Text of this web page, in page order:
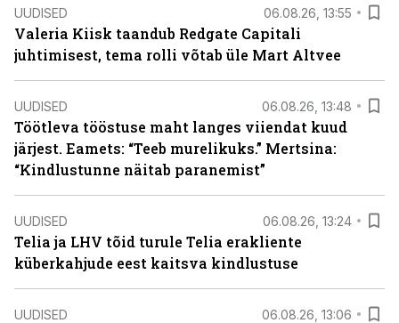
UUDISED 06.08.26, 13:55
Valeria Kiisk taandub Redgate Capitali
juhtimisest, tema rolli võtab üle Mart Altvee
UUDISED 06.08.26, 13:48
Töötleva tööstuse maht langes viiendat kuud
järjest. Eamets: “Teeb murelikuks.” Mertsina:
“Kindlustunne näitab paranemist”
UUDISED 06.08.26, 13:24
Telia ja LHV tõid turule Telia erakliente
küberkahjude eest kaitsva kindlustuse
UUDISED 06.08.26, 13:06